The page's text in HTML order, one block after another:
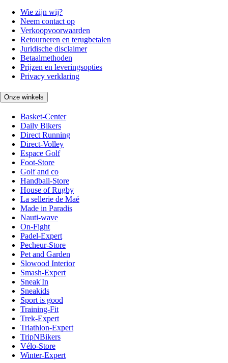
Wie zijn wij?
Neem contact op
Verkoopvoorwaarden
Retourneren en terugbetalen
Juridische disclaimer
Betaalmethoden
Prijzen en leveringsopties
Privacy verklaring
Onze winkels
Basket-Center
Daily Bikers
Direct Running
Direct-Volley
Espace Golf
Foot-Store
Golf and co
Handball-Store
House of Rugby
La sellerie de Maé
Made in Paradis
Nauti-wave
On-Fight
Padel-Expert
Pecheur-Store
Pet and Garden
Slowood Interior
Smash-Expert
Sneak'In
Sneakids
Sport is good
Training-Fit
Trek-Expert
Triathlon-Expert
TripNBikers
Vélo-Store
Winter-Expert